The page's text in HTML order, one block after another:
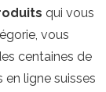
qui vous
vous
centaines de
ligne suisses